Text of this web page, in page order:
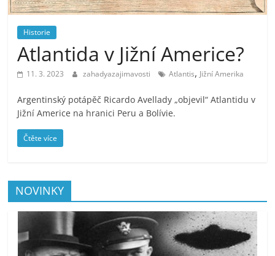
Historie
Atlantida v Jižní Americe?
11. 3. 2023 zahadyazajimavosti Atlantis, Jižní Amerika
Argentinský potápěč Ricardo Avellady „objevil“ Atlantidu v
Jižní Americe na hranici Peru a Bolívie.
Čtěte více
NOVINKY